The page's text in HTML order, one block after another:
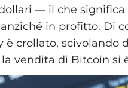
— il che
in profitto. Di
è crollato, scivolando
vendita di Bitcoin si